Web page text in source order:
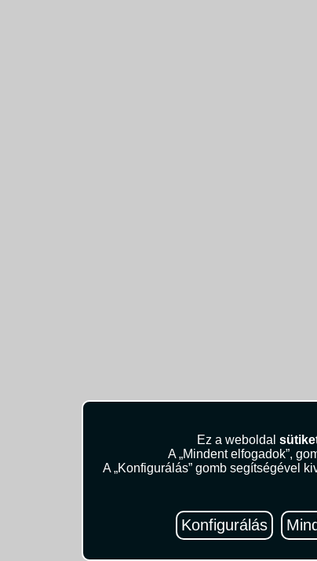
Ez a weboldal
A „Mindent elfogadok”,
A „Konfigurálás” gomb segítségével
Konfigurálás